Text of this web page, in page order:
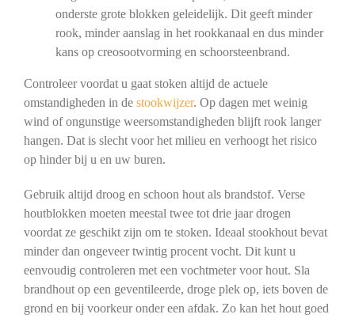
onderste grote blokken geleidelijk. Dit geeft minder
rook, minder aanslag in het rookkanaal en dus minder
kans op creosootvorming en schoorsteenbrand.
Controleer voordat u gaat stoken altijd de actuele
omstandigheden in de stookwijzer. Op dagen met weinig
wind of ongunstige weersomstandigheden blijft rook langer
hangen. Dat is slecht voor het milieu en verhoogt het risico
op hinder bij u en uw buren.
Gebruik altijd droog en schoon hout als brandstof. Verse
houtblokken moeten meestal twee tot drie jaar drogen
voordat ze geschikt zijn om te stoken. Ideaal stookhout bevat
minder dan ongeveer twintig procent vocht. Dit kunt u
eenvoudig controleren met een vochtmeter voor hout. Sla
brandhout op een geventileerde, droge plek op, iets boven de
grond en bij voorkeur onder een afdak. Zo kan het hout goed